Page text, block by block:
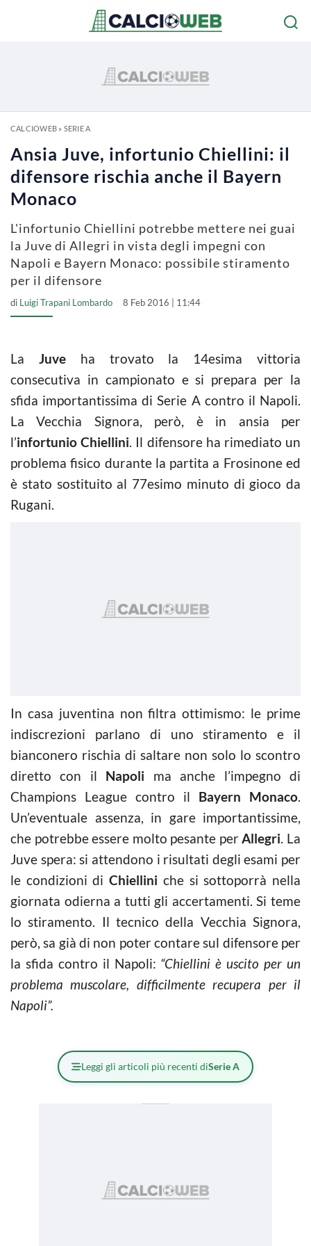
CALCIOWEB» SERIE A
Ansia Juve, infortunio Chiellini: il
difensore rischia anche il Bayern
Monaco
L'infortunio Chiellini potrebbe mettere nei guai
la Juve di Allegri in vista degli impegni con
Napoli e Bayern Monaco: possibile stiramento
per il difensore
di Luigi Trapani Lombardo 8 Feb 2016 | 11:44
La Juveha trovato la 14esima vittoria
consecutiva in campionato e si prepara per la
sfida importantissima di Serie A contro il Napoli.
La Vecchia Signora, però, è in ansia per
l’infortunio Chiellini. Il difensore ha rimediato un
problema fisico durante la partita a Frosinone ed
è stato sostituito al 77esimo minuto di gioco da
Rugani.
In casa juventina non filtra ottimismo: le prime
indiscrezioni parlano di uno stiramento e il
bianconero rischia di saltare non solo lo scontro
diretto con il Napoli ma anche l’impegno di
Champions League contro il Bayern Monaco.
Un’eventuale assenza, in gare importantissime,
che potrebbe essere molto pesante perAllegri. La
Juve spera: si attendono i risultati degli esami per
le condizioni diChiellini che si sottoporrà nella
giornata odierna a tutti gli accertamenti. Si teme
lo stiramento. Il tecnico della Vecchia Signora,
però, sa già di non poter contare sul difensore per
la sfida contro il Napoli: “Chiellini è uscito per un
problema muscolare, difficilmente recupera per il
Napoli”.
Leggi gli articoli più recenti diSerie A